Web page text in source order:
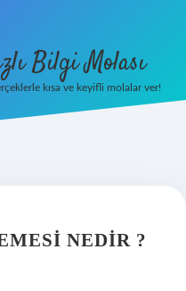
Bilgi Molası
kısa ve keyifli molalar ver!
NEDIR ?